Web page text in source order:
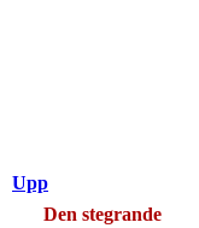
Upp
Den stegrande